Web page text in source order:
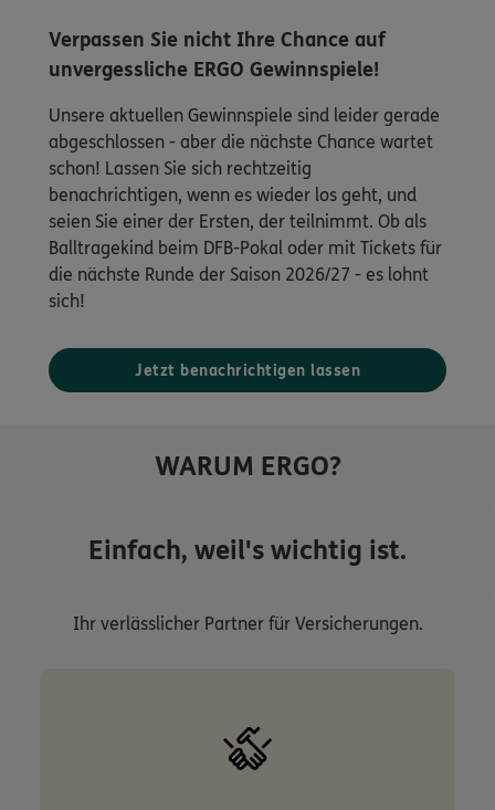
Verpassen Sie nicht Ihre Chance auf
unvergessliche ERGO Gewinnspiele!
Unsere aktuellen Gewinnspiele sind leider gerade
abgeschlossen - aber die nächste Chance wartet
schon! Lassen Sie sich rechtzeitig
benachrichtigen, wenn es wieder los geht, und
seien Sie einer der Ersten, der teilnimmt. Ob als
Balltragekind beim DFB-Pokal oder mit Tickets für
die nächste Runde der Saison 2026/27 - es lohnt
sich!
Jetzt benachrichtigen lassen
WARUM ERGO?
Einfach, weil's wichtig ist.
Ihr verlässlicher Partner für Versicherungen.